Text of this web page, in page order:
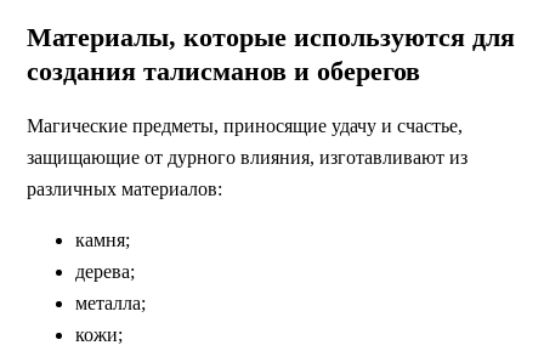
Материалы, которые используются для
создания талисманов и оберегов
Магические предметы, приносящие удачу и счастье,
защищающие от дурного влияния, изготавливают из
различных материалов:
камня;
дерева;
металла;
кожи;